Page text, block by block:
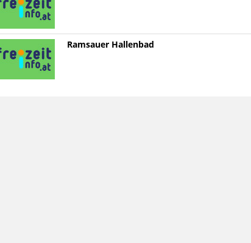
Ramsauer Hallenbad